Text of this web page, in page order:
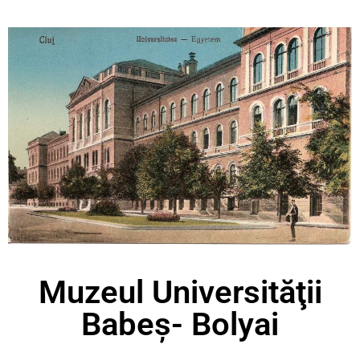
Muzeul Universităţii
Babeş- Bolyai